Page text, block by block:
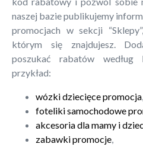
naszej bazie publikujemy
promocjach w sekcji
którym się znajdujesz.
poszukać rabatów
przykład:
wózki dziecięce promocja,
foteliki samochodowe
akcesoria dla mamy i
zabawki promocje,